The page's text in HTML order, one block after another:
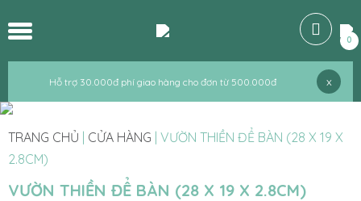
Hỗ trợ 30.000đ phí giao hàng cho đơn từ 500.000đ x
0
TRANG CHỦ CỬA HÀNG VƯỜN THIỀN ĐỂ BÀN (28 X 19 X
2.8CM)
VƯỜN THIỀN ĐỂ BÀN (28 X 19 X 2.8CM)